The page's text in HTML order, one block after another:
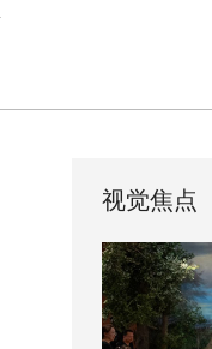
视觉焦点